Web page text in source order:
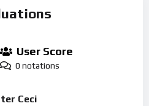
User Score
0 notations
Ceci